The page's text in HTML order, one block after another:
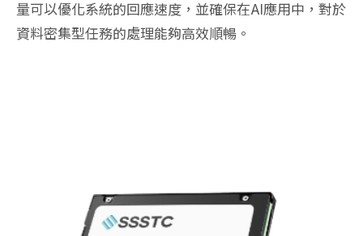
量可以優化系統的回應速度，並確保在AI應用中，對於
資料密集型任務的處理能夠高效順暢。